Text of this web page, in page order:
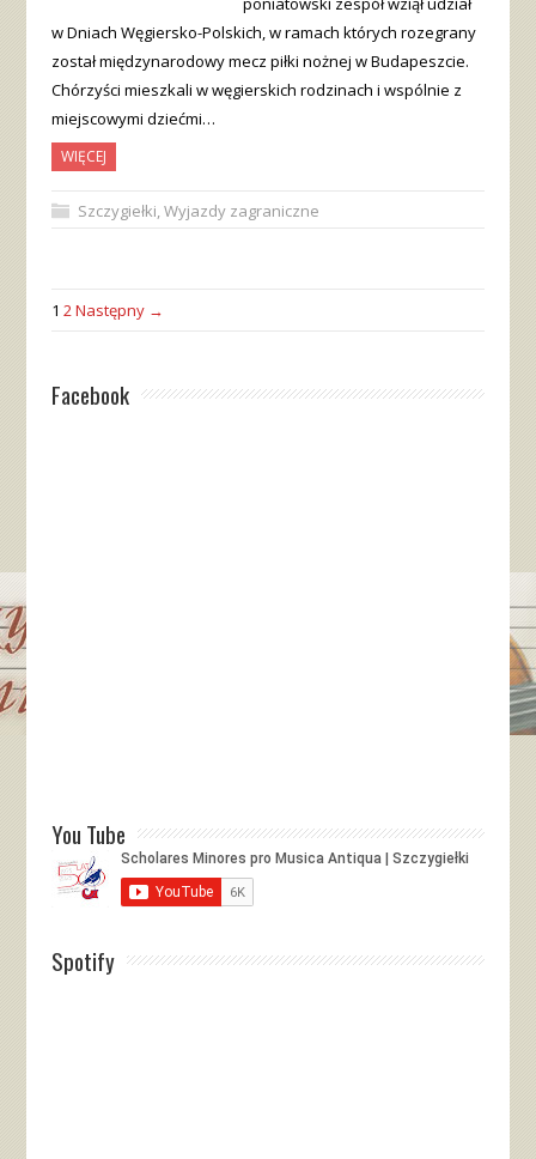
w Dniach Węgiersko-Polskich, w ramach których rozegrany
został międzynarodowy mecz piłki nożnej w Budapeszcie.
Chórzyści mieszkali w węgierskich rodzinach i wspólnie z
miejscowymi dziećmi…
WIĘCEJ
Szczygiełki,Wyjazdy zagraniczne
1 2Następny →
Facebook
You Tube
Spotify